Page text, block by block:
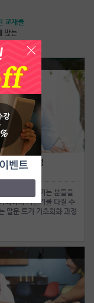
교재를
맞는
점프업과정
Jump Up
어려움을 느끼는 분들을
회화의 기본기를 다질 수
말문 트기 기초회화 과정